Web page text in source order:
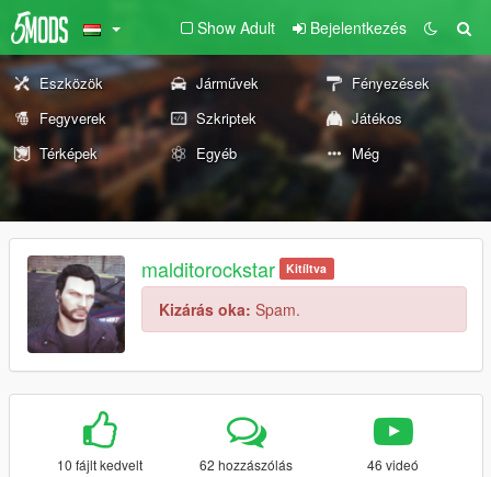
Show Adult Bejelentkezés
Eszközök Járművek
Fényezések
Fegyverek
Szkriptek
Játékos
Térképek
Egyéb Még
malditorockstar Kitíltva
Kizárás oka: Spam.
10 fájlt kedvelt 62 hozzászólás 46 videó